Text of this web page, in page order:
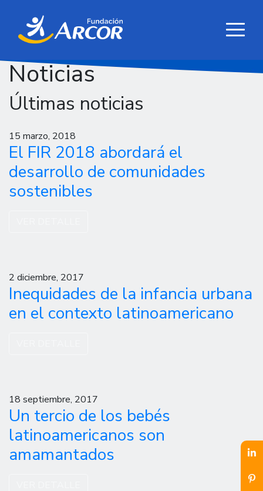
Noticias
Últimas noticias
15 marzo, 2018
El FIR 2018 abordará el
desarrollo de comunidades
sostenibles
2 diciembre, 2017
Inequidades de la infancia urbana
en el contexto latinoamericano
18 septiembre, 2017
Un tercio de los bebés
latinoamericanos son
amamantados